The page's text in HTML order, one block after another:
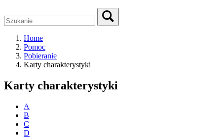
Home
Pomoc
Pobieranie
Karty charakterystyki
Karty charakterystyki
A
B
C
D